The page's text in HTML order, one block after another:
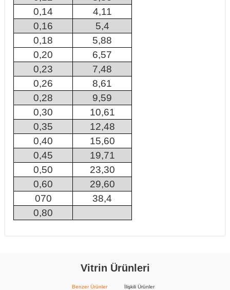
0,14
4,11
0,16
5,4
0,18
5,88
0,20
6,57
0,23
7,48
0,26
8,61
0,28
9,59
0,30
10,61
0,35
12,48
0,40
15,60
0,45
19,71
0,50
23,30
0,60
29,60
070
38,4
0,80
Vitrin Ürünleri
Benzer Ürünler İlişkili Ürünler